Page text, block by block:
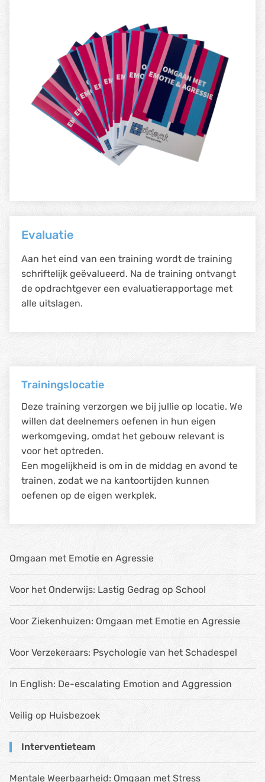
Evaluatie
Aan het eind van een training wordt de training
schriftelijk geëvalueerd. Na de training ontvangt
de opdrachtgever een evaluatierapportage met
alle uitslagen.
Trainingslocatie
Deze training verzorgen we bij jullie op locatie. We
willen dat deelnemers oefenen in hun eigen
werkomgeving, omdat het gebouw relevant is
voor het optreden.
Een mogelijkheid is om in de middag en avond te
trainen, zodat we na kantoortijden kunnen
oefenen op de eigen werkplek.
Omgaan met Emotie en Agressie
Voor het Onderwijs: Lastig Gedrag op School
Voor Ziekenhuizen: Omgaan met Emotie en Agressie
Voor Verzekeraars: Psychologie van het Schadespel
In English: De-escalating Emotion and Aggression
Veilig op Huisbezoek
Interventieteam
Mentale Weerbaarheid: Omgaan met Stress